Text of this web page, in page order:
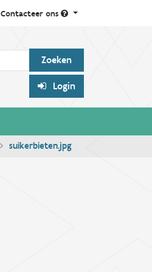
Contacteer ons
Login
suikerbieten.jpg